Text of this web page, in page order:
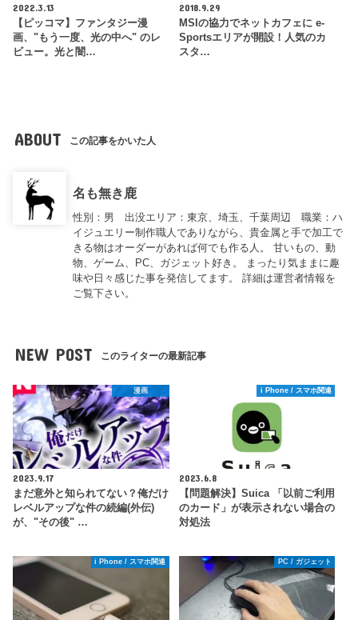
2022.3.13
【ピッコマ】ファンタジー漫
画、"もう一度、光の中へ" のレ
ビュー。光と闇…
2018.9.29
MSIの協力でネットカフェに e-
Sportsエリアが開設！人気のカ
スタ…
ABOUT この記事をかいた人
名も無き鹿
性別：男 出没エリア：東京、埼玉、千葉周辺 職業：ハ
イジュエリー制作職人でありながら、貴金属と手で加工で
きる物はオーダーがあれば何でも作る人。 甘いもの、動
物、ゲーム、PC、ガジェット好き。 まったり気ままに趣
味や日々感じた事を発信してます。 詳細は運営者情報を
ご覧下さい。
NEW POST このライターの最新記事
漫画
2023.9.17
まだ意外と知られてない？俺だけ
レベルアップな件の続編(外伝)
が、"その後" …
i Phone / スマホ関連
2023.6.8
【問題解決】Suica 「以前ご利用
のカード」が表示されない場合の
対処法
i Phone / スマホ関連 PC / ガジェット